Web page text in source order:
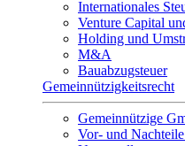
Internationales
Venture Capital
Holding und
M&A
Bauabzugsteuer
Gemeinnützigkeitsrecht
Gemeinnützige
Vor- und